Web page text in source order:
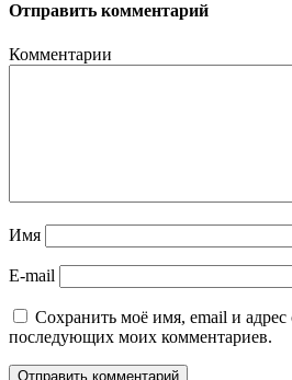
Отправить комментарий
Комментарии
Имя
E-mail
Сохранить моё имя, email и адрес
последующих моих комментариев.